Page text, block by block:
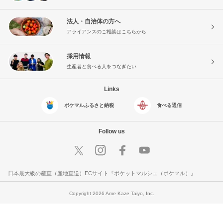
法人・自治体の方へ
アライアンスのご相談はこちらから
採用情報
生産者と食べる人をつなぎたい
Links
ポケマルふるさと納税 食べる通信
Follow us
日本最大級の産直（産地直送）ECサイト『ポケットマルシェ（ポケマル）』
Copyright 2026 Ame Kaze Taiyo, Inc.